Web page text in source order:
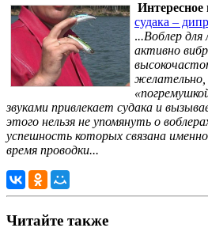
Интересное
судака –
...Воблер для
активно
звуками привлекает судака и
этого нельзя не упомянуть о
успешность которых связана
время проводки...
Читайте также